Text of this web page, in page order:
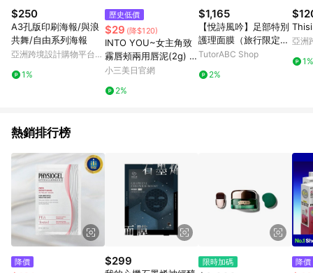
LINE購物跳轉至iHerb後再完成下單及結帳。
$250
A3孔版印刷海報/與浪
共舞/自由系列海報
亞洲跨境設計購物平台
1%
歷史低價
$29 (降$120)
INTO YOU~女主角致
霧唇頰兩用唇泥(2g) 款
式可選
小三美日官網
2%
$1,165
【悅詩風吟】足部特別
護理面膜（旅行限定
版）
TutorABC Shop
2%
亞洲
1%
熱銷排行榜
降價 $299 限時加碼 降價